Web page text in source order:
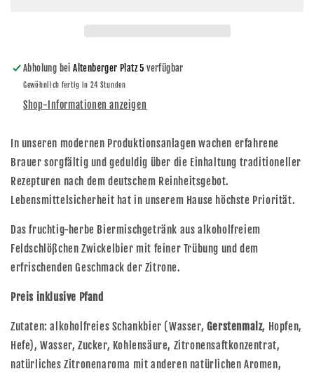
Abholung beiAltenberger Platz 5 verfügbar
Gewöhnlich fertig in 24 Stunden
Shop-Informationen anzeigen
In unseren modernen Produktionsanlagen wachen erfahrene
Brauer sorgfältig und geduldig über die Einhaltung traditioneller
Rezepturen nach dem deutschem Reinheitsgebot.
Lebensmittelsicherheit hat in unserem Hause höchste Priorität.
Das fruchtig-herbe Biermischgetränk aus alkoholfreiem
Feldschlößchen Zwickelbier mit feiner Trübung und dem
erfrischenden Geschmack der Zitrone.
Preis inklusive Pfand
Zutaten: alkoholfreies Schankbier (Wasser, Gerstenmalz, Hopfen,
Hefe), Wasser, Zucker, Kohlensäure, Zitronensaftkonzentrat,
natürliches Zitronenaroma mit anderen natürlichen Aromen,